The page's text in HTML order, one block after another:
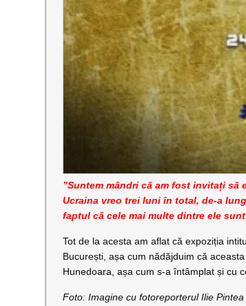
”Suntem mândri că am fost invitați
Ucraina vreo trei luni în total, de-a
faptul că cele mai multe dintre ele
Tot de la acesta am aflat că expoziția
București, așa cum nădăjduim că
Hunedoara, așa cum s-a întâmplat și cu
Foto: Imagine cu fotoreporterul Ilie